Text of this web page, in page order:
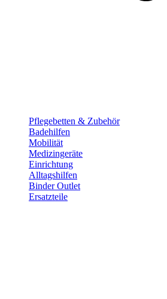
Pflege­betten & Zubehör
Badehilfen
Mobilität
Medizingeräte
Einrichtung
Alltags­hilfen
Binder Outlet
Ersatzteile